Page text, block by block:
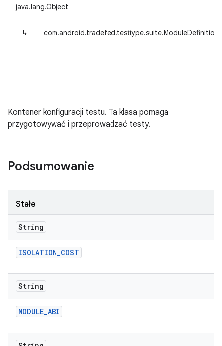
java.lang.Object
↳ com.android.tradefed.testtype.suite.ModuleDefinition
Kontener konfiguracji testu. Ta klasa pomaga
przygotowywać i przeprowadzać testy.
Podsumowanie
Stałe
String
ISOLATION_COST
String
MODULE_ABI